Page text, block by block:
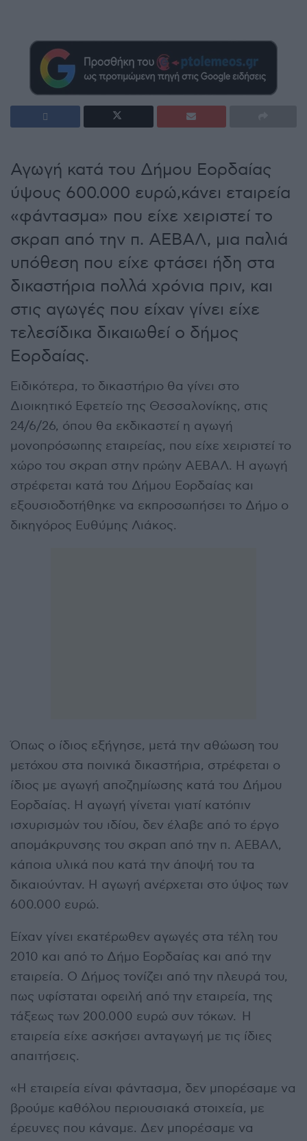
Αγωγή κατά του Δήμου Εορδαίας
ύψους 600.000 ευρώ,κάνει εταιρεία
«φάντασμα» που είχε χειριστεί το
σκραπ από την π. ΑΕΒΑΛ, μια παλιά
υπόθεση που είχε φτάσει ήδη στα
δικαστήρια πολλά χρόνια πριν, και
στις αγωγές που είχαν γίνει είχε
τελεσίδικα δικαιωθεί ο δήμος
Εορδαίας.
Ειδικότερα, το δικαστήριο θα γίνει στο
Διοικητικό Εφετείο της Θεσσαλονίκης, στις
24/6/26, όπου θα εκδικαστεί η αγωγή
μονοπρόσωπης εταιρείας, που είχε χειριστεί το
χώρο του σκραπ στην πρώην ΑΕΒΑΛ. Η αγωγή
στρέφεται κατά του Δήμου Εορδαίας και
εξουσιοδοτήθηκε να εκπροσωπήσει το Δήμο ο
δικηγόρος Ευθύμης Λιάκος.
Όπως ο ίδιος εξήγησε, μετά την αθώωση του
μετόχου στα ποινικά δικαστήρια, στρέφεται ο
ίδιος με αγωγή αποζημίωσης κατά του Δήμου
Εορδαίας. Η αγωγή γίνεται γιατί κατόπιν
ισχυρισμών του ιδίου, δεν έλαβε από το έργο
απομάκρυνσης του σκραπ από την π. ΑΕΒΑΛ,
κάποια υλικά που κατά την άποψή του τα
δικαιούνταν. Η αγωγή ανέρχεται στο ύψος των
600.000 ευρώ.
Είχαν γίνει εκατέρωθεν αγωγές στα τέλη του
2010 και από το Δήμο Εορδαίας και από την
εταιρεία. Ο Δήμος τονίζει από την πλευρά του,
πως υφίσταται οφειλή από την εταιρεία, της
τάξεως των 200.000 ευρώ συν τόκων. Η
εταιρεία είχε ασκήσει ανταγωγή με τις ίδιες
απαιτήσεις.
«Η εταιρεία είναι φάντασμα, δεν μπορέσαμε να
βρούμε καθόλου περιουσιακά στοιχεία, με
έρευνες που κάναμε. Δεν μπορέσαμε να